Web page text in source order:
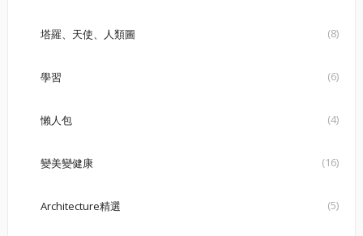
塔羅、天使、人類圖 (8)
學習 (6)
懶人包 (4)
變美變健康 (16)
Architecture精選 (5)